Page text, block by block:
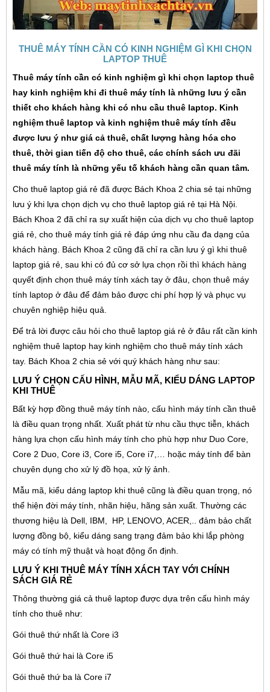
THUÊ MÁY TÍNH CẦN CÓ KINH NGHIỆM GÌ KHI CHỌN
LAPTOP THUÊ
Thuê máy tính cần có kinh nghiệm gì khi chọn laptop thuê
hay kinh nghiệm khi đi thuê máy tính là những lưu ý cần
thiết cho khách hàng khi có nhu cầu thuê laptop. Kinh
nghiệm thuê laptop và kinh nghiệm thuê máy tính đều
được lưu ý như giá cả thuê, chất lượng hàng hóa cho
thuê, thời gian tiến độ cho thuê, các chính sách ưu đãi
thuê máy tính là những yếu tố khách hàng cần quan tâm.
Cho thuê laptop giá rẻ đã được Bách Khoa 2 chia sẻ tại những
lưu ý khi lựa chọn dịch vụ cho thuê laptop giá rẻ tại Hà Nội.
Bách Khoa 2 đã chỉ ra sự xuất hiện của dịch vụ cho thuê laptop
giá rẻ, cho thuê máy tính giá rẻ đáp ứng nhu cầu đa dạng của
khách hàng. Bách Khoa 2 cũng đã chỉ ra cần lưu ý gì khi thuê
laptop giá rẻ, sau khi có đủ cơ sở lựa chọn rồi thì khách hàng
quyết định chọn thuê máy tính xách tay ở đâu, chọn thuê máy
tính laptop ở đâu để đảm bảo được chi phí hợp lý và phục vụ
chuyên nghiệp hiệu quả.
Để trả lời được câu hỏi cho thuê laptop giá rẻ ở đâu rất cần kinh
nghiệm thuê laptop hay kinh nghiệm cho thuê máy tính xách
tay. Bách Khoa 2 chia sẻ với quý khách hàng như sau:
LƯU Ý CHỌN CẤU HÌNH, MẪU MÃ, KIỂU DÁNG LAPTOP
KHI THUÊ
Bất kỳ hợp đồng thuê máy tính nào, cấu hình máy tính cần thuê
là điều quan trọng nhất. Xuất phát từ nhu cầu thực tiễn, khách
hàng lựa chọn cấu hình máy tính cho phù hợp như Duo Core,
Core 2 Duo, Core i3, Core i5, Core i7,… hoặc máy tính để bàn
chuyên dụng cho xử lý đồ họa, xử lý ảnh.
Mẫu mã, kiểu dáng laptop khi thuê cũng là điều quan trọng, nó
thể hiện đời máy tính, nhãn hiệu, hãng sản xuất. Thường các
thương hiệu là Dell, IBM, HP, LENOVO, ACER,.. đảm bảo chất
lượng đồng bộ, kiểu dáng sang trạng đảm bảo khi lắp phòng
máy có tính mỹ thuật và hoạt động ổn định.
LƯU Ý KHI THUÊ MÁY TÍNH XÁCH TAY VỚI CHÍNH
SÁCH GIÁ RẺ
Thông thường giá cả thuê laptop được dựa trên cấu hình máy
tính cho thuê như:
Gói thuê thứ nhất là Core i3
Gói thuê thứ hai là Core i5
Gói thuê thứ ba là Core i7